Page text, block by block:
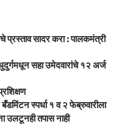
प्रस्ताव सादर करा : पालकमंत्री
सहा उमेदवारांचे १२ अर्ज
स्पर्धा १ व २ फेब्रुवारीला
उलटूनही तपास नाही